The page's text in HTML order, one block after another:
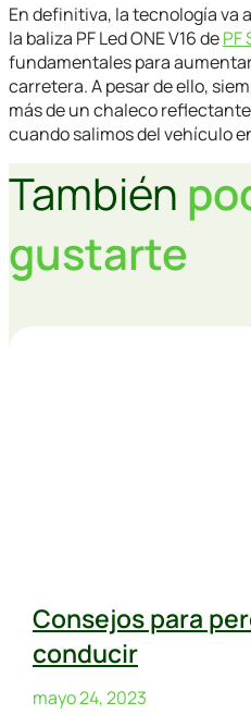
En definitiva, la tecnología va
la baliza PF Led ONE V16 dePF
fundamentales para
carretera. A pesar de ello,
más de un chaleco
cuando salimos del vehículo
También
gustarte
Consejos para
conducir
mayo 24, 2023